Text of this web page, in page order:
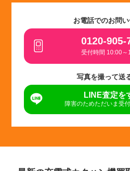
お電話でのお問
0120-905-
受付時間 10:00～
写真を撮って送
LINE査定を
障害のためただいま受